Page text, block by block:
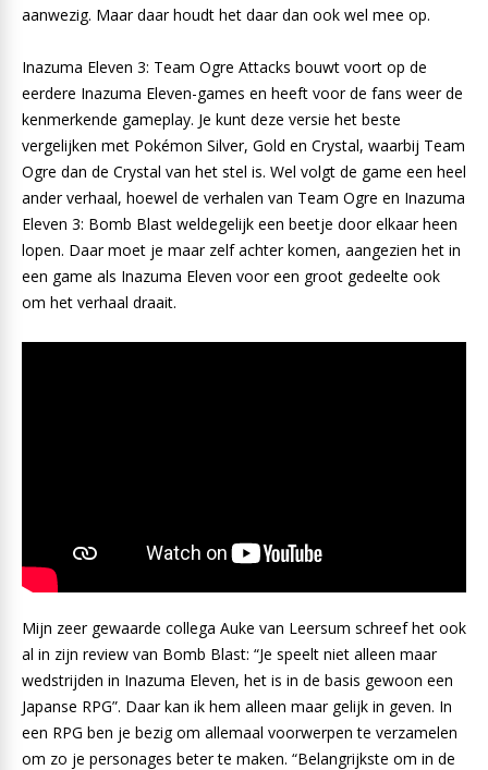
aanwezig. Maar daar houdt het daar dan ook wel mee op.
Inazuma Eleven 3: Team Ogre Attacks bouwt voort op de
eerdere Inazuma Eleven-games en heeft voor de fans weer de
kenmerkende gameplay. Je kunt deze versie het beste
vergelijken met Pokémon Silver, Gold en Crystal, waarbij Team
Ogre dan de Crystal van het stel is. Wel volgt de game een heel
ander verhaal, hoewel de verhalen van Team Ogre en Inazuma
Eleven 3: Bomb Blast weldegelijk een beetje door elkaar heen
lopen. Daar moet je maar zelf achter komen, aangezien het in
een game als Inazuma Eleven voor een groot gedeelte ook
om het verhaal draait.
Mijn zeer gewaarde collega Auke van Leersum schreef het ook
al in zijn review van Bomb Blast: “Je speelt niet alleen maar
wedstrijden in Inazuma Eleven, het is in de basis gewoon een
Japanse RPG”. Daar kan ik hem alleen maar gelijk in geven. In
een RPG ben je bezig om allemaal voorwerpen te verzamelen
om zo je personages beter te maken. “Belangrijkste om in de